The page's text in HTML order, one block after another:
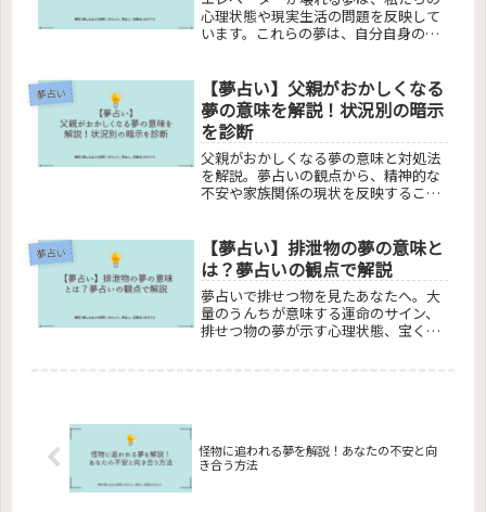
心理状態や現実生活の問題を反映して
います。これらの夢は、自分自身のコ
いです。急上昇や急降下、止まらない
エレベーターといった夢の種類によっ
て、異なる感情や現実の問題が示唆さ
れます。
夢占い
【夢占い】父親がおかしくなる
夢の意味を解説！状況別の暗示
を診断
父親がおかしくなる夢の意味と対処法
を解説。夢占いの観点から、精神的な
不安や家族関係の現状を反映するこの
す。夢を通じての自己理解深め、家族
との絆を強化しましょう。
夢占い
【夢占い】排泄物の夢の意味と
は？夢占いの観点で解説
夢占いで排せつ物を見たあなたへ。大
量のうんちが意味する運命のサイン、
排せつ物の夢が示す心理状態、宝くじ
たの悩みを解消しましょう。
怪物に追われる夢を解説！あなたの不安と向
き合う方法